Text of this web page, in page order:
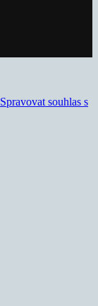
Spravovat souhlas s